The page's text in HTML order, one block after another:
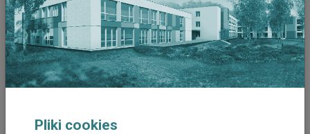
Październik 2025
Wrzesień 2025
Sierpień 2025
Pliki cookies